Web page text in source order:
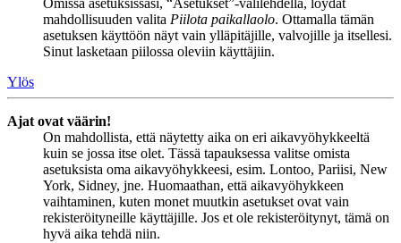
Omissa asetuksissasi, “Asetukset”-välilehdellä, löydät
mahdollisuuden valita Piilota paikallaolo. Ottamalla tämän
asetuksen käyttöön näyt vain ylläpitäjille, valvojille ja itsellesi.
Sinut lasketaan piilossa oleviin käyttäjiin.
Ylös
Ajat ovat väärin!
On mahdollista, että näytetty aika on eri aikavyöhykkeeltä
kuin se jossa itse olet. Tässä tapauksessa valitse omista
asetuksista oma aikavyöhykkeesi, esim. Lontoo, Pariisi, New
York, Sidney, jne. Huomaathan, että aikavyöhykkeen
vaihtaminen, kuten monet muutkin asetukset ovat vain
rekisteröityneille käyttäjille. Jos et ole rekisteröitynyt, tämä on
hyvä aika tehdä niin.